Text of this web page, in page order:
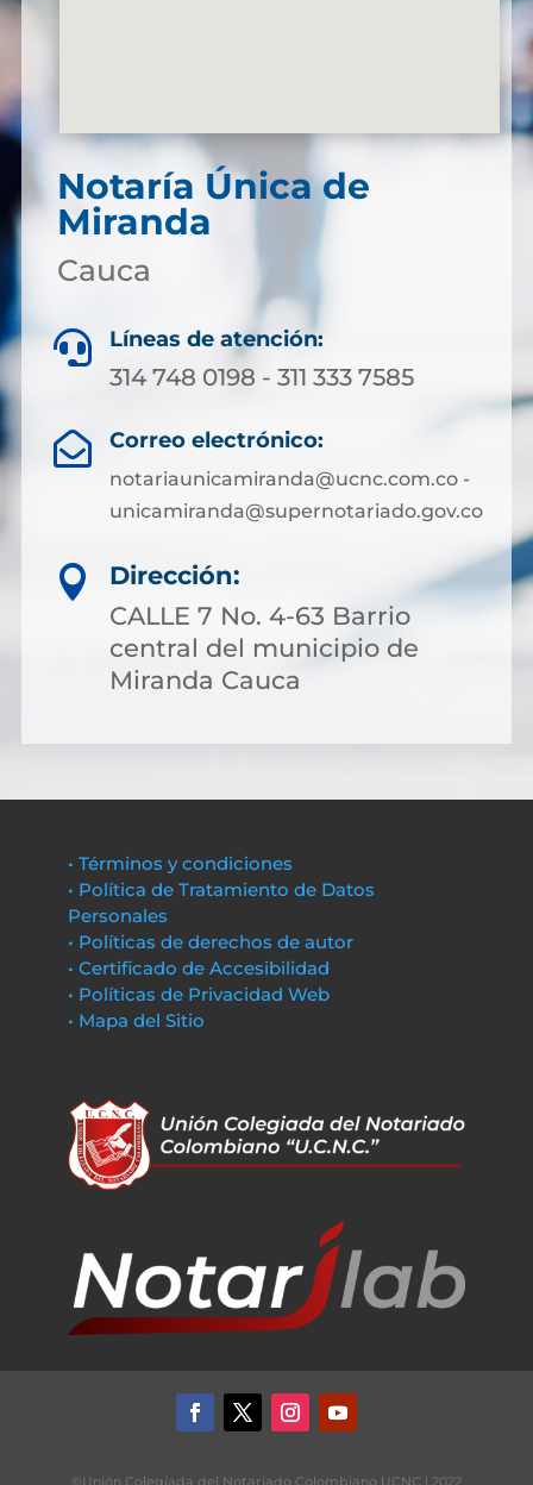
Notaría Única de
Miranda
Cauca
 Líneas de atención:
314 748 0198 - 311 333 7585
 Correo electrónico:
notariaunicamiranda@ucnc.com.co -
unicamiranda@supernotariado.gov.co

Dirección:
CALLE 7 No. 4-63 Barrio
central del municipio de
Miranda Cauca
• Términos y condiciones
• Política de Tratamiento de Datos
Personales
• Políticas de derechos de autor
• Certificado de Accesibilidad
• Políticas de Privacidad Web
• Mapa del Sitio